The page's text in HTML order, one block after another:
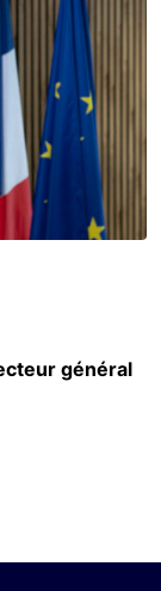
général